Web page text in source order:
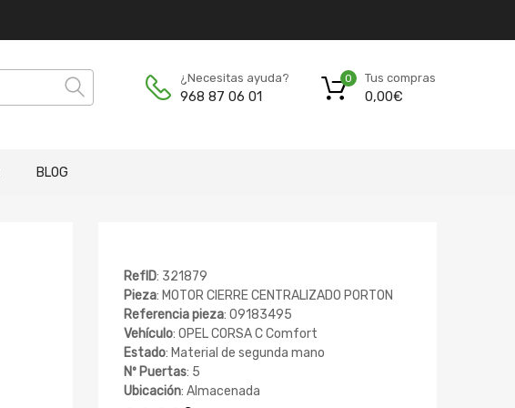
¿Necesitas ayuda?
968 87 06 01
Tus compras
0,00€
0
BLOG
RefID: 321879
Pieza: MOTOR CIERRE CENTRALIZADO PORTON
Referencia pieza: 09183495
Vehículo: OPEL CORSA C Comfort
Estado: Material de segunda mano
Nº Puertas: 5
Ubicación: Almacenada